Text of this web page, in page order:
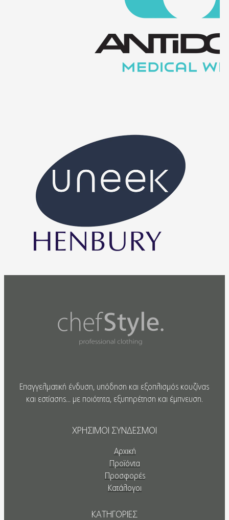
Επαγγελματική ένδυση, υπόδηση και εξοπλισμός κουζίνας
και εστίασης... με ποιότητα, εξυπηρέτηση και έμπνευση.
ΧΡΗΣΙΜΟΙ ΣΥΝΔΕΣΜΟΙ
Αρχική
Προϊόντα
Προσφορές
Κατάλογοι
ΚΑΤΗΓΟΡΙΕΣ